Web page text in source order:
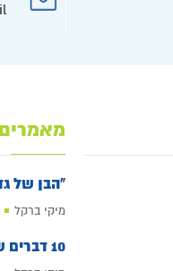
מיקי ברקל
10 דברים שלא ידעתם על רגשות אשם